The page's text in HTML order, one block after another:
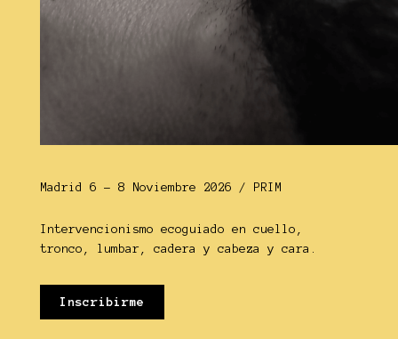
Madrid 6 - 8 Noviembre 2026 / PRIM
Intervencionismo ecoguiado en cuello,
tronco, lumbar, cadera y cabeza y cara.
Inscribirme